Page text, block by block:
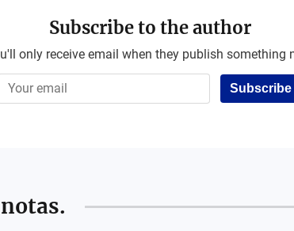
Subscribe to the author
only receive email when they publish something
Subscribe